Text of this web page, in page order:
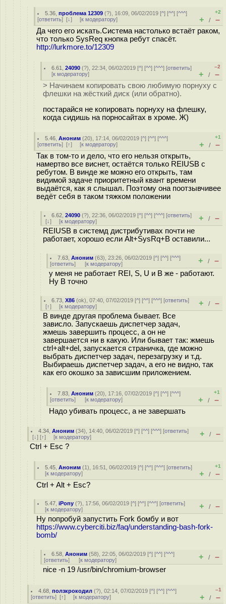
5.36 ,проблема 12309 (?), 16:09, 06/02/2019 [^] [^^] [^^^]
[ответить] [↓] [к модератору]
+2
+ / –
Да чего его искать.Система настолько встаёт раком,
что только SysReq кнопка ребут спасёт.
http://lurkmore.to/12309
6.61 ,24090 (?), 22:34, 06/02/2019 [^] [^^] [^^^] [ответить]
[к модератору]
–2
+ / –
> Начинаем копировать свою любимую порнуху с
флешки на жёсткий диск (или обратно).
постарайся не копировать порнуху на флешку,
когда сидишь на порносайтах в хроме. Ж)
5.46 ,Аноним (20), 17:14, 06/02/2019 [^] [^^] [^^^]
[ответить] [↑] [к модератору]
+1
+ / –
Так в том-то и дело, что его нельзя открыть,
намертво все виснет, остаётся только REIUSB с
ребутом. В винде же можно его открыть, там
видимой задаче приоритетный квант времени
выдаётся, как я слышал. Поэтому она поотзывчивее
ведёт себя в таком тяжком положении
6.62 ,24090 (?), 22:36, 06/02/2019 [^] [^^] [^^^] [ответить]
[↓] [к модератору] + / –
REIUSB в системд дистрибутивах почти не
работает, хорошо если Alt+SysRq+B оставили...
7.63 ,Аноним (63), 23:26, 06/02/2019 [^] [^^] [^^^]
[ответить] [к модератору] + / –
у меня не работает REI, S, U и B же - работают.
Ну B точно
6.73 ,X86 (ok), 07:40, 07/02/2019 [^] [^^] [^^^] [ответить]
[↑] [к модератору] + / –
В винде другая проблема бывает. Все
зависло. Запускаешь диспетчер задач,
жмешь завершить процесс, а он не
завершается ни в какую. Или бывает так: жмешь
ctrl+alt+del, запускается страничка, где можно
выбрать диспетчер задач, перезагрузку и т.д.
Выбираешь диспетчер задач, а его не видно, так
как его окошко за зависшим приложением.
7.83 ,Аноним (20), 17:16, 07/02/2019 [^] [^^] [^^^]
[ответить] [к модератору]
+1
+ / –
Надо убивать процесс, а не завершать
4.34 ,Аноним (34), 14:40, 06/02/2019 [^] [^^] [^^^] [ответить]
[↓] [↑] [к модератору] + / –
Ctrl + Esc ?
5.45 ,Аноним (1), 16:51, 06/02/2019 [^] [^^] [^^^] [ответить]
[к модератору]
+1
+ / –
Ctrl + Alt + Esc?
5.47 ,iPony (?), 17:56, 06/02/2019 [^] [^^] [^^^] [ответить]
[к модератору] + / –
Ну попробуй запустить Fork бомбу и вот
https://www.cyberciti.biz/faq/understanding-bash-fork-
bomb/
6.58 ,Аноним (58), 22:05, 06/02/2019 [^] [^^] [^^^]
[ответить] [к модератору] + / –
nice -n 19 /usr/bin/chromium-browser
4.68 ,ползкрокодил (?), 02:14, 07/02/2019 [^] [^^] [^^^]
[ответить] [↑] [к модератору]
–1
+ / –